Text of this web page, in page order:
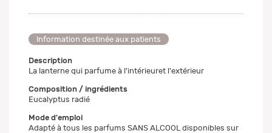
Information destinée aux patients
Description
La lanterne qui parfume à l'intérieuret l'extérieur
Composition / ingrédients
Eucalyptus radié
Mode d'emploi
Adapté à tous les parfums SANS ALCOOL disponibles sur